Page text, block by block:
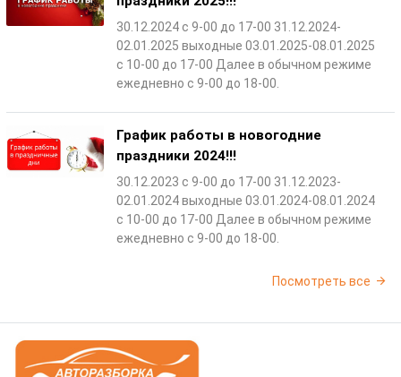
30.12.2024 с 9-00 до 17-00 31.12.2024-
02.01.2025 выходные 03.01.2025-08.01.2025
с 10-00 до 17-00 Далее в обычном режиме
ежедневно с 9-00 до 18-00.
График работы в новогодние
праздники 2024!!!
30.12.2023 с 9-00 до 17-00 31.12.2023-
02.01.2024 выходные 03.01.2024-08.01.2024
с 10-00 до 17-00 Далее в обычном режиме
ежедневно с 9-00 до 18-00.
Посмотреть все